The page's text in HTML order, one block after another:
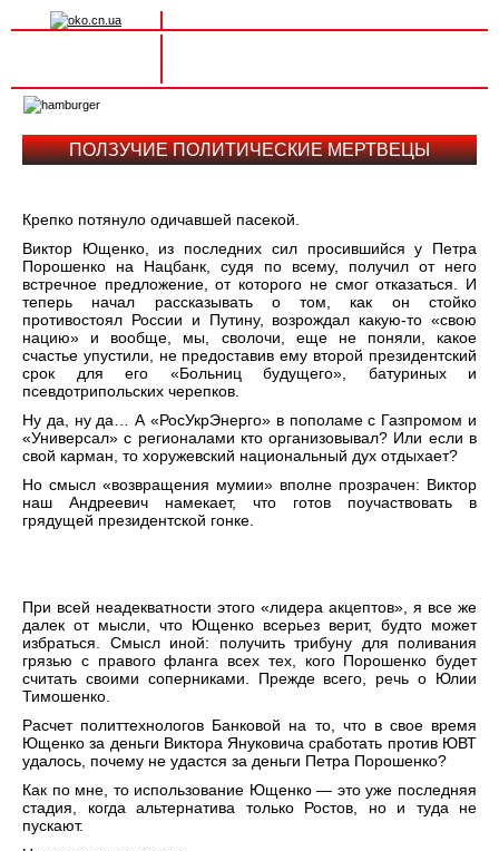
navigation
ПОЛЗУЧИЕ ПОЛИТИЧЕСКИЕ МЕРТВЕЦЫ
Крепко потянуло одичавшей пасекой.
Виктор Ющенко, из последних сил просившийся у Петра
Порошенко на Нацбанк, судя по всему, получил от него
встречное предложение, от которого не смог отказаться. И
теперь начал рассказывать о том, как он стойко
противостоял России и Путину, возрождал какую-то «свою
нацию» и вообще, мы, сволочи, еще не поняли, какое
счастье упустили, не предоставив ему второй президентский
срок для его «Больниц будущего», батуриных и
псевдотрипольских черепков.
Ну да, ну да… А «РосУкрЭнерго» в пополаме с Газпромом и
«Универсал» с регионалами кто организовывал? Или если в
свой карман, то хоружевский национальный дух отдыхает?
Но смысл «возвращения мумии» вполне прозрачен: Виктор
наш Андреевич намекает, что готов поучаствовать в
грядущей президентской гонке.
При всей неадекватности этого «лидера акцептов», я все же
далек от мысли, что Ющенко всерьез верит, будто может
избраться. Смысл иной: получить трибуну для поливания
грязью с правого фланга всех тех, кого Порошенко будет
считать своими соперниками. Прежде всего, речь о Юлии
Тимошенко.
Расчет политтехнологов Банковой на то, что в свое время
Ющенко за деньги Виктора Януковича сработать против ЮВТ
удалось, почему не удастся за деньги Петра Порошенко?
Как по мне, то использование Ющенко — это уже последняя
стадия, когда альтернатива только Ростов, но и туда не
пускают.